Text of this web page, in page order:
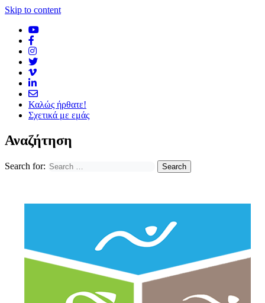
Skip to content
Καλώς ήρθατε!
Σχετικά με εμάς
Αναζήτηση
Search for: